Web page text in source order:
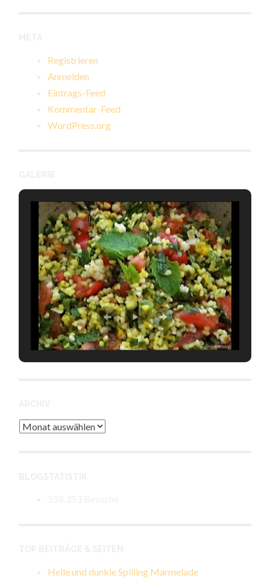
Registrieren
Anmelden
Eintrags-Feed
Kommentar-Feed
WordPress.org
Archiv
Helle und dunkle Spilling Marmelade